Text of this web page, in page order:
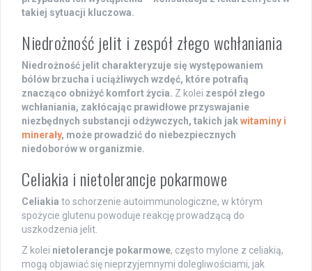
takiej sytuacji kluczowa.
Niedrożność jelit i zespół złego wchłaniania
Niedrożność jelit charakteryzuje się występowaniem
bólów brzucha i uciążliwych wzdęć, które potrafią
znacząco obniżyć komfort życia. Z kolei zespół złego
wchłaniania, zakłócając prawidłowe przyswajanie
niezbędnych substancji odżywczych, takich jakwitaminy i
minerały, może prowadzić do niebezpiecznych
niedoborów w organizmie.
Celiakia i nietolerancje pokarmowe
Celiakia to schorzenie autoimmunologiczne, w którym
spożycie glutenu powoduje reakcję prowadzącą do
uszkodzenia jelit.
Z kolei nietolerancje pokarmowe, często mylone z celiakią,
mogą objawiać się nieprzyjemnymi dolegliwościami, jak